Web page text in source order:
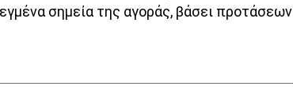
σημεία της αγοράς, βάσει προτάσεων